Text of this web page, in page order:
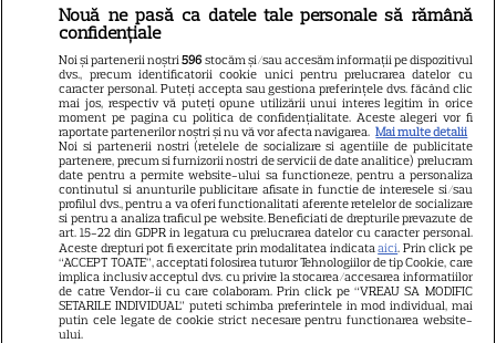
ŞTIRI
RECOMANDĂRI
La Vuelta și US Open, vedetele
lunii august la Eurosport.
Programul competițiilor
transmise în direct
ȘTIRI
Nouă ne pasă ca datele tale personale să rămână
confidențiale
Noi și partenerii noștri596 stocăm și/sau accesăm informații pe dispozitivul
dvs., precum identificatorii cookie unici pentru prelucrarea datelor cu
caracter personal. Puteți accepta sau gestiona preferințele dvs. făcând clic
mai jos, respectiv vă puteți opune utilizării unui interes legitim în orice
moment pe pagina cu politica de confidențialitate. Aceste alegeri vor fi
raportate partenerilor noștri și nu vă vor afecta navigarea. Mai multe detalii
Noi si partenerii nostri (retelele de socializare si agentiile de publicitate
partenere, precum si furnizorii nostri de servicii de date analitice) prelucram
date pentru a permite website-ului sa functioneze, pentru a personaliza
continutul si anunturile publicitare afisate in functie de interesele si/sau
profilul dvs., pentru a va oferi functionalitati aferente retelelor de socializare
si pentru a analiza traficul pe website. Beneficiati de drepturile prevazute de
art. 15-22 din GDPR in legatura cu prelucrarea datelor cu caracter personal.
Aceste drepturi pot fi exercitate prin modalitatea indicataaici. Prin click pe
“ACCEPT TOATE”, acceptati folosirea tuturor Tehnologiilor de tip Cookie, care
implica inclusiv acceptul dvs. cu privire la stocarea/accesarea informatiilor
de catre Vendor-ii cu care colaboram. Prin click pe “VREAU SA MODIFIC
SETARILE INDIVIDUAL” puteti schimba preferintele in mod individual, mai
putin cele legate de cookie strict necesare pentru functionarea website-
ului.